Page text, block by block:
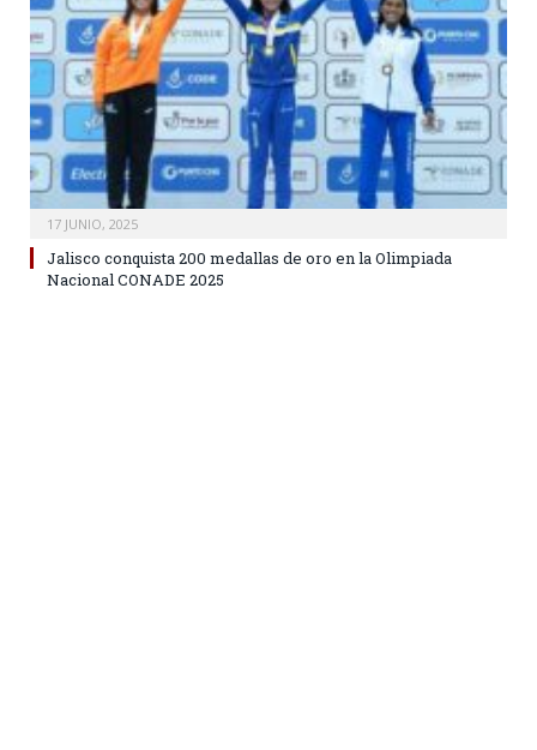
17 JUNIO, 2025
Jalisco conquista 200 medallas de oro en la Olimpiada
Nacional CONADE 2025